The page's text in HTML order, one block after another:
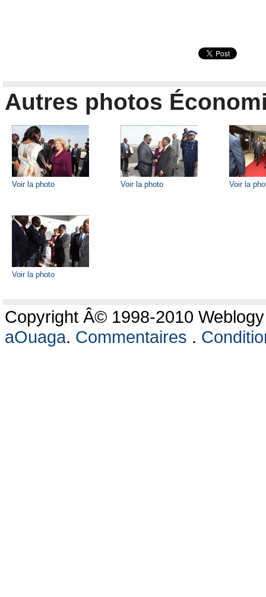
Autres photos
Voir la photo Voir la photo Voir la
Voir la photo
Copyright Â© 1998-2010
aOuaga. Commentaires .